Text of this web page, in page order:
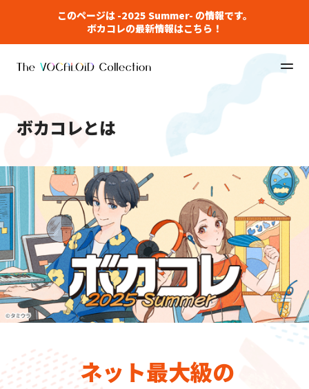
このページは -2025 Summer- の情報です。
ボカコレの最新情報はこちら！
ボカコレとは
ネット最大級の